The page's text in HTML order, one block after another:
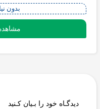
بدون
دیدگـاه خود را بـیان کـنید